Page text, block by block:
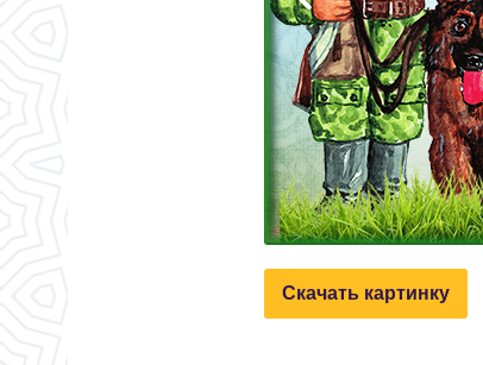
Скачать картинку